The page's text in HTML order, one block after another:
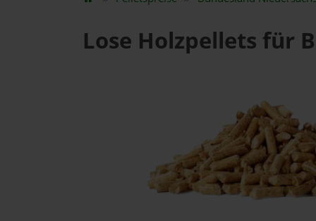
Lose Holzpellets für